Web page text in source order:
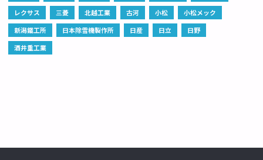
レクサス
三菱 北越工業 古河 小松
小松メック
新潟鐵工所
日本除雪機製作所 日産 日立
日野
酒井重工業